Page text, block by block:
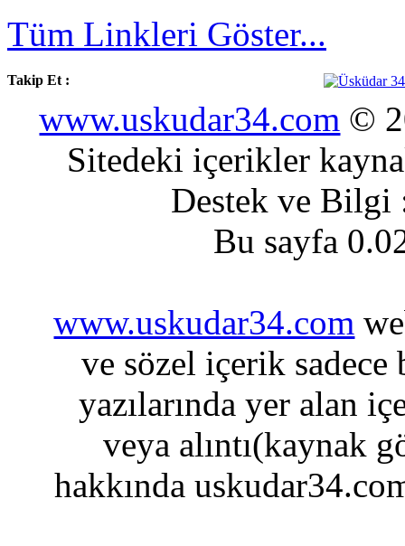
Tüm Linkleri Göster...
Takip Et :
www.uskudar34.com ©
Sitedeki içerikler
Destek ve
Bu sayfa
www.uskudar34.com
ve sözel içerik sadece
yazılarında yer alan
veya alıntı(kaynak
hakkında